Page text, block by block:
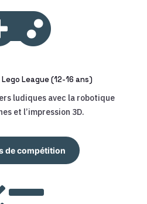
League (12-16 ans)
ludiques avec la robotique
et l’impression 3D.
de compétition